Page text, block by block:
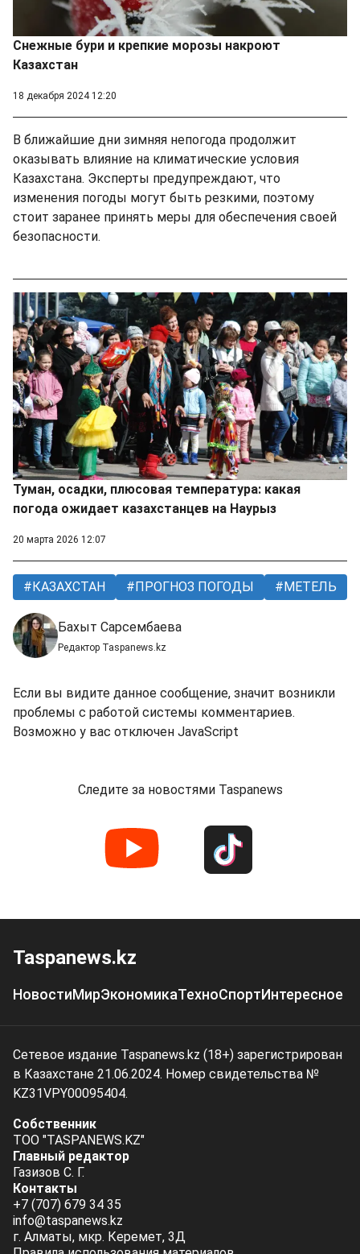
Снежные бури и крепкие морозы накроют
Казахстан
18 декабря 2024 12:20
В ближайшие дни зимняя непогода продолжит
оказывать влияние на климатические условия
Казахстана. Эксперты предупреждают, что
изменения погоды могут быть резкими, поэтому
стоит заранее принять меры для обеспечения своей
безопасности.
Туман, осадки, плюсовая температура: какая
погода ожидает казахстанцев на Наурыз
20 марта 2026 12:07
КАЗАХСТАН ПРОГНОЗ ПОГОДЫ МЕТЕЛЬ
Бахыт Сарсембаева
Редактор Taspanews.kz
Если вы видите данное сообщение, значит возникли
проблемы с работой системы комментариев.
Возможно у вас отключен JavaScript
Следите за новостями Taspanews
Taspanews.kz
НовостиМирЭкономикаТехноСпортИнтересное
Сетевое издание Taspanews.kz (18+) зарегистрирован
в Казахстане 21.06.2024. Номер свидетельства №
KZ31VPY00095404.
Собственник
ТОО "TASPANEWS.KZ"
Главный редактор
Газизов С. Г.
Контакты
+7 (707) 679 34 35
info@taspanews.kz
г. Алматы, мкр. Керемет, 3Д